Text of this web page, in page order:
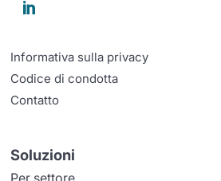

Informativa sulla privacy
Codice di condotta
Contatto
Soluzioni